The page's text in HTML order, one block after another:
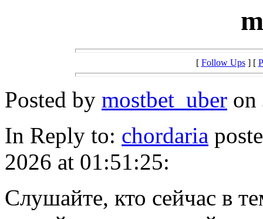
[ Follow Ups] [
Posted by mostbet_uber on
In Reply to: chordaria
2026 at 01:51:25:
Слушайте, кто сейчас в